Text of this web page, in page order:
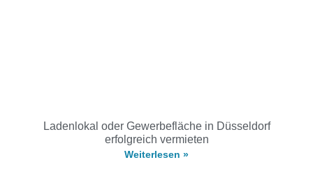
Ladenlokal oder Gewerbefläche in Düsseldorf
erfolgreich vermieten
Weiterlesen »